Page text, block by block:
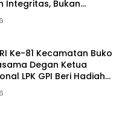
Integritas, Bukan
Ke-81 Kecamatan Buko
Degan Ketua
LPK GPI Beri Hadiah
Laga Sepak Bola U-